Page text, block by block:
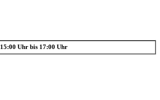
15:00 Uhr bis 17:00 Uhr